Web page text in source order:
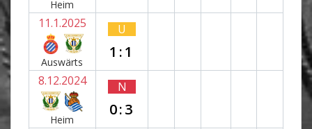
Heim
11.1.2025
Auswärts
U
1:1
8.12.2024
Heim
N
0:3